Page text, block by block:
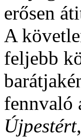
erősen
A
feljebb
fennvaló
Újpestért